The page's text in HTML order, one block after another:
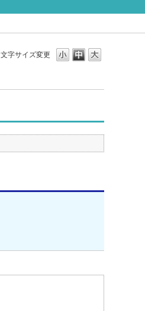
文字サイズ変更